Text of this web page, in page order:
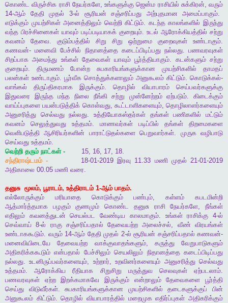
கொண்ட விருச்சிக ராசி நேயர்களே, உங்களுக்கு ஜென்ம ராசியில் சுக்கிரன், வரும்
14-ஆம் தேதி முதல் 3-ல் சூரியன் சஞ்சரிப்பது அற்புதமான அமைப்பாகும்.
எடுக்கும் முயற்சிகள் அனைத்திலும் வெற்றி கிட்டும். கடந்த காலங்களில் இருந்து
வந்த பிரச்சினைகள் யாவும் படிப்படியாகக் குறையும். உடல் ஆரோக்கியத்தில் சற்று
கவனம்
தேவை. குடும்பத்தில் சிறு சிறு ஒற்றுமை குறைவுகள் உண்டாகும்.
கணவன்-மனைவி பேச்சில் நிதானத்தை கடைப்பிடிப்பது நல்லது.பணவரவுகள்
சிறப்பாக அமைந்து உங்கள் தேவைகள் யாவும் பூர்த்தியாகும். கடன்களும் சற்று
குறையும். திருமணம் போன்ற சுபகாரியங்களுக்கான முயற்சிகளில்
தாமதப்
பலன்கள் உண்டாகும். பூர்வீக சொத்துக்களாலும் அனுகூலம் கிட்டும். கொடுக்கல்-
வாங்கல்
திருப்திகரமாக இருக்கும். தொழில் வியாபாரம்
செய்பவர்களுக்கு
இதுவரை
இருந்த மந்த நிலை நீங்கி சற்று முன்னேற்றம் ஏற்படும். கிடைக்கும்
வாய்ப்புகளை பயன்படுத்திக் கொள்வது, கூட்டாளிகளையும், தொழிலாளர்களையும்
அனுசரித்து செல்வது நல்லது.உத்தியோகஸ்தர்கள் தங்கள் பணிகளில்
மட்டும்
கவனம்
செலுத்துவது உத்தமம். மாணவர்கள் படிப்பில் தங்கள்
திறமைகளை
வெளிபடுத்தி ஆசிரியர்களின் பாராட்டுதல்களை பெறுவார்கள். முருக வழிபாடு
செய்வது உத்தமம்.
வெற்றி தரும் நாட்கள்-
15, 16, 17, 18.
சந்திராஷ்டமம் - 18-01-2019இரவு 11.33 மணி முதல் 21-01-2019
அதிகாலை 00.05 மணி வரை.
தனுசு மூலம், பூராடம், உத்திராடம்1-ஆம் பாதம்.
எல்லோருக்கும்
மரியாதை கொடுக்கும் பண்பும்,கள்ளம்
கபடமின்றி
ஆத்மார்த்தமாக
பழகும் குணமும் கொண்ட தனுசு ராசி நேயர்களே,நீங்கள்
எதிலும் கவனத்துடன் செயல்பட வேண்டிய காலமாகும். உங்கள் ராசிக்கு 4-ல்
செவ்வாய் 8-ல் ராகு சஞ்சரிப்பதால் தேவையற்ற அலைச்சல், வீண் விரயங்கள்
உண்டாககூடும். வரும்14-ஆம் தேதி முதல் 2-ல் சூரியன் சஞ்சரிப்பதால் கணவன்-
மனைவியிடையே
தேவையற்ற வாக்குவாதங்களும், கருத்து
வேறுபாடுகளும்
அதிகரிக்ககூடும் என்பதால் பேச்சிலும் செயலிலும் நிதானத்தை கடைப்பிடிப்பது
நல்லது.உடனிருப்பவர்களையும், உற்றார்,உறவினர்களையும் அனுசரித்து செல்வது
உத்தமம்.ஆரோக்கிய ரீதியாக சிறுசிறு மருத்துவ செலவுகள் ஏற்படலாம்.
பணவரவுகள்
ஏற்ற இறக்கமாகவே இருக்கும் என்றாலும் தேவைகளை
பூர்த்தி
செய்து
விடுவீர்கள்.சுபகாரியங்களுக்கான முயற்சிகளில் தடைகளுக்குப்
பின்
அனுகூலம் கிட்டும்.தொழில் வியாபாரத்தில் மறைமுக எதிர்ப்புகள் அதிகரிக்கும்